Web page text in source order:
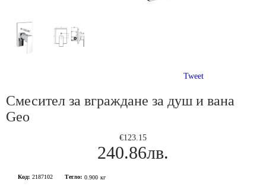
Tweet
Смесител за вграждане за душ и вана
Geo
€123.15
240.86лв.
Код: 2187102 Тегло: 0.900 кг